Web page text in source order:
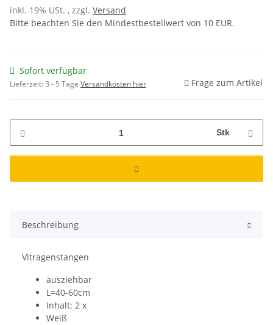
inkl. 19% USt. , zzgl. Versand
Bitte beachten Sie den Mindestbestellwert von 10 EUR.
Sofort verfügbar
Lieferzeit:3 - 5 Tage Versandkosten hier Frage zum Artikel
Stk
Beschreibung
Vitragenstangen
ausziehbar
L=40-60cm
Inhalt: 2 x
Weiß